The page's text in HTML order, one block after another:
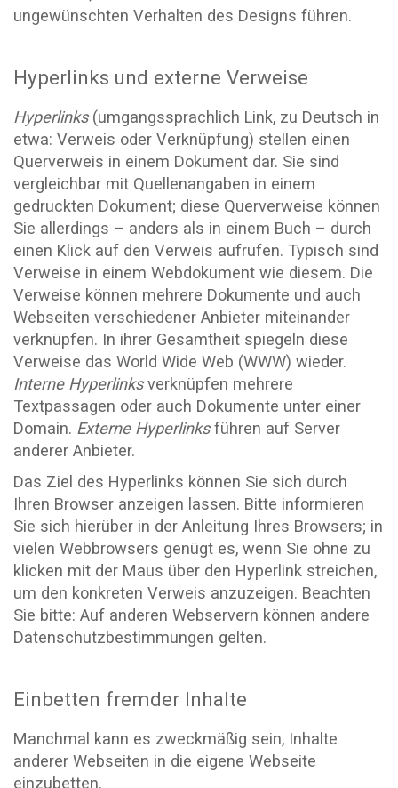
ungewünschten Verhalten des Designs führen.
Hyperlinks und externe Verweise
Hyperlinks (umgangssprachlich Link, zu Deutsch in
etwa: Verweis oder Verknüpfung) stellen einen
Querverweis in einem Dokument dar. Sie sind
vergleichbar mit Quellenangaben in einem
gedruckten Dokument; diese Querverweise können
Sie allerdings – anders als in einem Buch – durch
einen Klick auf den Verweis aufrufen. Typisch sind
Verweise in einem Webdokument wie diesem. Die
Verweise können mehrere Dokumente und auch
Webseiten verschiedener Anbieter miteinander
verknüpfen. In ihrer Gesamtheit spiegeln diese
Verweise das World Wide Web (WWW) wieder.
Interne Hyperlinksverknüpfen mehrere
Textpassagen oder auch Dokumente unter einer
Domain. Externe Hyperlinksführen auf Server
anderer Anbieter.
Das Ziel des Hyperlinks können Sie sich durch
Ihren Browser anzeigen lassen. Bitte informieren
Sie sich hierüber in der Anleitung Ihres Browsers; in
vielen Webbrowsers genügt es, wenn Sie ohne zu
klicken mit der Maus über den Hyperlink streichen,
um den konkreten Verweis anzuzeigen. Beachten
Sie bitte: Auf anderen Webservern können andere
Datenschutzbestimmungen gelten.
Einbetten fremder Inhalte
Manchmal kann es zweckmäßig sein, Inhalte
anderer Webseiten in die eigene Webseite
einzubetten.